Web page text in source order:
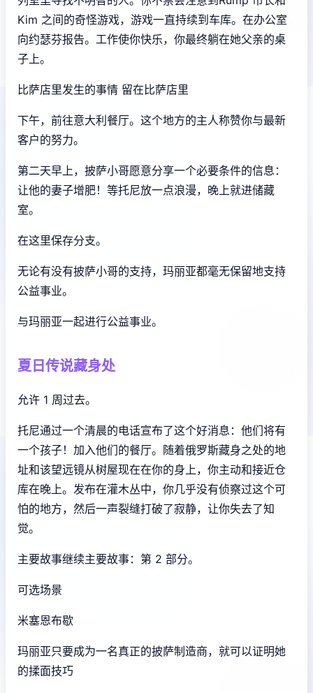
Kim 之间的奇怪游戏，游戏一直持续到车库。在办公室
向约瑟芬报告。工作使你快乐，你最终躺在她父亲的桌
子上。
比萨店里发生的事情 留在比萨店里
下午，前往意大利餐厅。这个地方的主人称赞你与最新
客户的努力。
第二天早上，披萨小哥愿意分享一个必要条件的信息：
让他的妻子增肥！等托尼放一点浪漫，晚上就进储藏
室。
在这里保存分支。
无论有没有披萨小哥的支持，玛丽亚都毫无保留地支持
公益事业。
与玛丽亚一起进行公益事业。
夏日传说藏身处
允许 1 周过去。
托尼通过一个清晨的电话宣布了这个好消息：他们将有
一个孩子！加入他们的餐厅。随着俄罗斯藏身之处的地
址和该望远镜从树屋现在在你的身上，你主动和接近仓
库在晚上。发布在灌木丛中，你几乎没有侦察过这个可
怕的地方，然后一声裂缝打破了寂静，让你失去了知
觉。
主要故事继续主要故事：第 2 部分。
可选场景
米塞恩布歇
玛丽亚只要成为一名真正的披萨制造商，就可以证明她
的揉面技巧